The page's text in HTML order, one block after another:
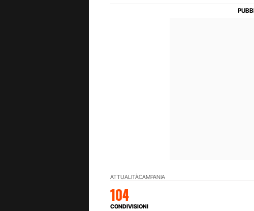
ATTUALITÀCAMPANIA
104
CONDIVISIONI